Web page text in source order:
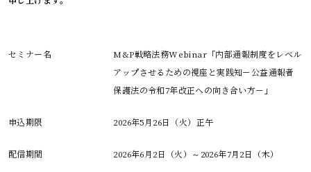
セミナー名
M&P戦略法務Webinar「内部通報制度をレベル
アップさせるための視座と実践知－公益通報者
保護法の令和7年改正への向き合い方－」
申込期限 2026年5月26日（火）正午
配信期間 2026年6月2日（火）～2026年7月2日（木）